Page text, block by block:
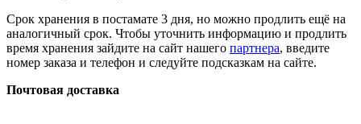
Срок хранения в постамате 3 дня, но можно продлить ещё на
аналогичный срок. Чтобы уточнить информацию и продлить
время хранения зайдите на сайт нашего партнера, введите
номер заказа и телефон и следуйте подсказкам на сайте.
Почтовая доставка